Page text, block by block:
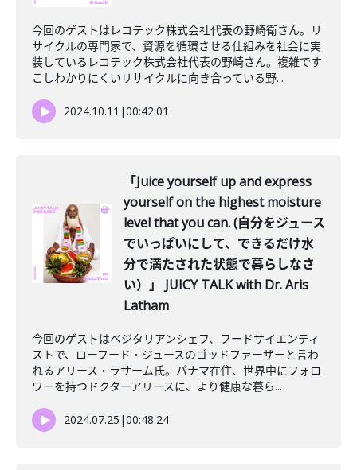
今回のゲストはレコテック株式会社代表の野崎衛さん。リ
サイクルの専門家で、資源を循環させる仕組みを社会に実
装しているレコテック株式会社代表の野崎さん。複雑です
こしわかりにくいリサイクルに向き合っている野...
2024.10.11 |00:42:01
「Juice yourself up and express
yourself on the highest moisture
level that you can. (自分をジュース
でいっぱいにして、できるだけ水
分で満たされた状態で暮らしなさ
い）」 JUICY TALK with Dr. Aris
Latham
今回のゲストはベジタリアンシェフ、フードサイエンティ
ストで、ローフード・ジュースのゴッドファーザーと言わ
れるアリース・ラサーム氏。パナマ在住、世界中にフォロ
ワーを持つドクターアリースに、より健康な暮ら...
2024.07.25 |00:48:24